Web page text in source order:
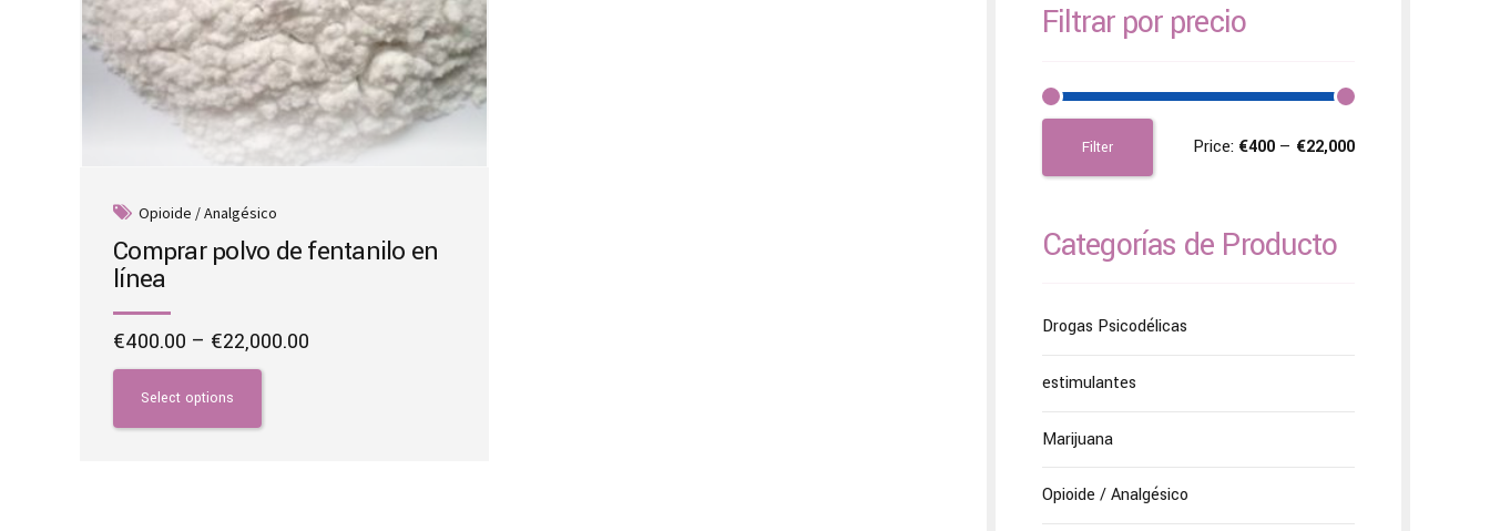
Opioide / Analgésico
Comprar polvo de fentanilo en
línea
€400.00 – €22,000.00
Select options
This
product
has
Filtrar por precio
Filter Price: €400 — €22,000
Categorías de Producto
Drogas Psicodélicas
estimulantes
Marijuana
Opioide / Analgésico